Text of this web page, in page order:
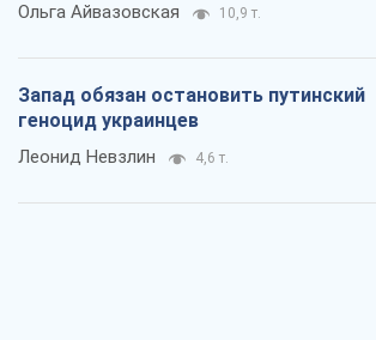
Ольга Айвазовская 10,9 т.
Запад обязан остановить путинский
геноцид украинцев
Леонид Невзлин 4,6 т.